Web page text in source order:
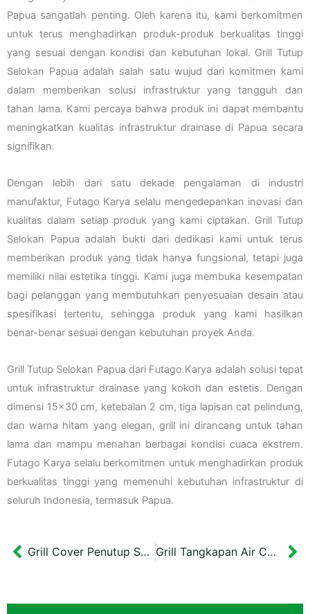
Papua sangatlah penting. Oleh karena itu, kami berkomitmen
untuk terus menghadirkan produk-produk berkualitas tinggi
yang sesuai dengan kondisi dan kebutuhan lokal. Grill Tutup
Selokan Papua adalah salah satu wujud dari komitmen kami
dalam memberikan solusi infrastruktur yang tangguh dan
tahan lama. Kami percaya bahwa produk ini dapat membantu
meningkatkan kualitas infrastruktur drainase di Papua secara
signifikan.
Dengan lebih dari satu dekade pengalaman di industri
manufaktur, Futago Karya selalu mengedepankan inovasi dan
kualitas dalam setiap produk yang kami ciptakan. Grill Tutup
Selokan Papua adalah bukti dari dedikasi kami untuk terus
memberikan produk yang tidak hanya fungsional, tetapi juga
memiliki nilai estetika tinggi. Kami juga membuka kesempatan
bagi pelanggan yang membutuhkan penyesuaian desain atau
spesifikasi tertentu, sehingga produk yang kami hasilkan
benar-benar sesuai dengan kebutuhan proyek Anda.
Grill Tutup Selokan Papua dari Futago Karya adalah solusi tepat
untuk infrastruktur drainase yang kokoh dan estetis. Dengan
dimensi 15×30 cm, ketebalan 2 cm, tiga lapisan cat pelindung,
dan warna hitam yang elegan, grill ini dirancang untuk tahan
lama dan mampu menahan berbagai kondisi cuaca ekstrem.
Futago Karya selalu berkomitmen untuk menghadirkan produk
berkualitas tinggi yang memenuhi kebutuhan infrastruktur di
seluruh Indonesia, termasuk Papua.
Prev Grill Cover Penutup Selokan Besi 52×26 cm Malang Grill Tangkapan Air Cover Besi 48×130 cm Bojonegoro